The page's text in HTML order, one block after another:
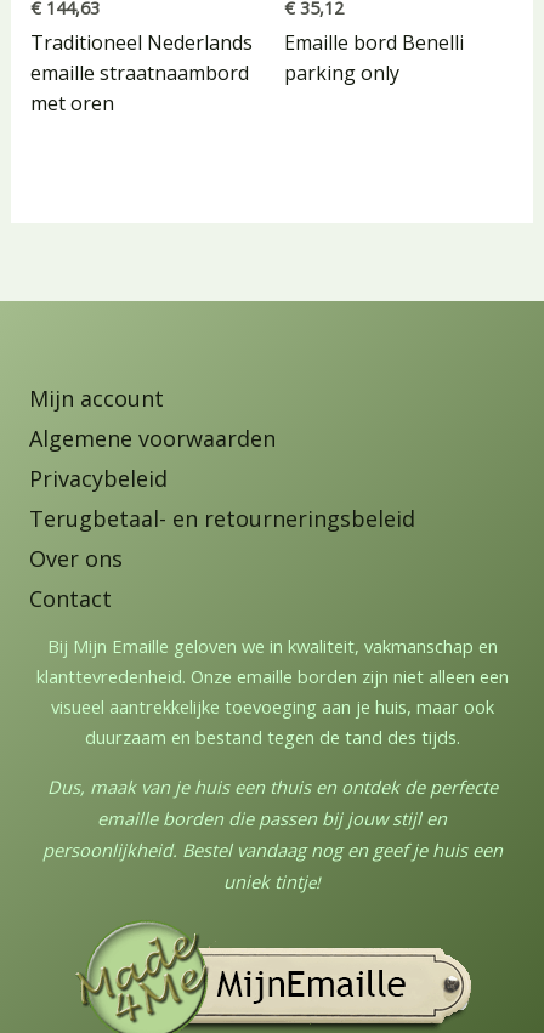
€144,63
Traditioneel Nederlands
emaille straatnaambord
met oren
€ 35,12
Emaille bord Benelli
parking only
Mijn account
Algemene voorwaarden
Privacybeleid
Terugbetaal- en retourneringsbeleid
Over ons
Contact
Bij Mijn Emaille geloven we in kwaliteit, vakmanschap en
klanttevredenheid. Onze emaille borden zijn niet alleen een
visueel aantrekkelijke toevoeging aan je huis, maar ook
duurzaam en bestand tegen de tand des tijds.
Dus, maak van je huis een thuis en ontdek de perfecte
emaille borden die passen bij jouw stijl en
persoonlijkheid. Bestel vandaag nog en geef je huis een
uniek tintje!